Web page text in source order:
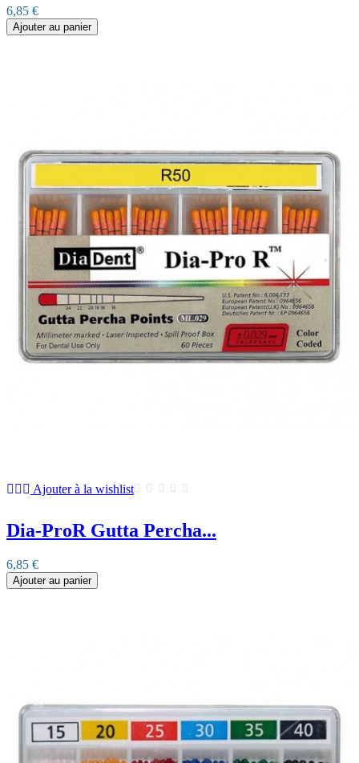
6,85 €
Ajouter au panier
Ajouter à la wishlist
Dia-ProR Gutta Percha...
6,85 €
Ajouter au panier